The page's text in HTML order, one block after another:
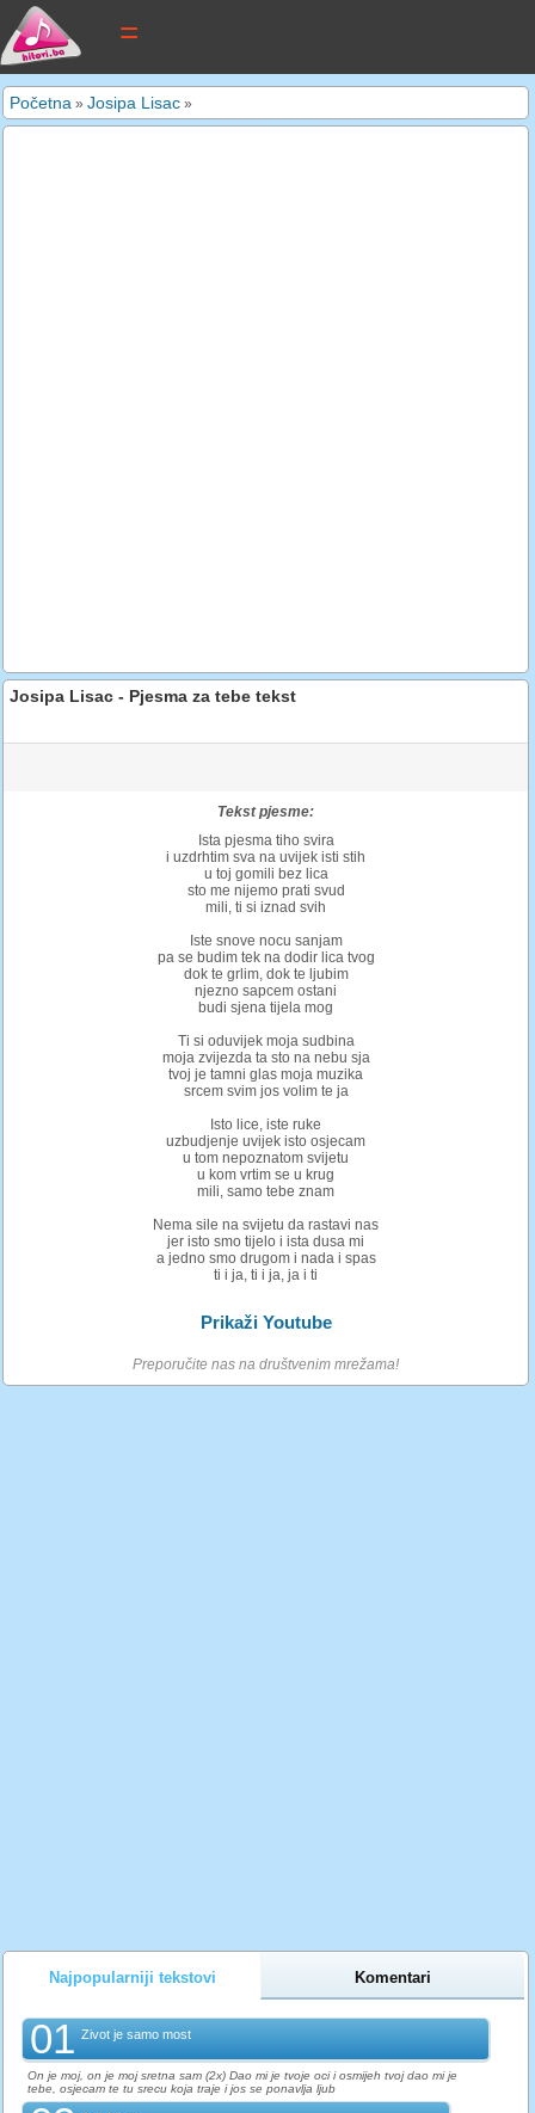
tekstovi pjesama
Početna » Josipa Lisac »
Josipa Lisac - Pjesma za tebe tekst
Tekst pjesme:
Ista pjesma tiho svira
i uzdrhtim sva na uvijek isti stih
u toj gomili bez lica
sto me nijemo prati svud
mili, ti si iznad svih
Iste snove nocu sanjam
pa se budim tek na dodir lica tvog
dok te grlim, dok te ljubim
njezno sapcem ostani
budi sjena tijela mog
Ti si oduvijek moja sudbina
moja zvijezda ta sto na nebu sja
tvoj je tamni glas moja muzika
srcem svim jos volim te ja
Isto lice, iste ruke
uzbudjenje uvijek isto osjecam
u tom nepoznatom svijetu
u kom vrtim se u krug
mili, samo tebe znam
Nema sile na svijetu da rastavi nas
jer isto smo tijelo i ista dusa mi
a jedno smo drugom i nada i spas
ti i ja, ti i ja, ja i ti
Prikaži Youtube
Preporučite nas na društvenim mrežama!
Najpopularniji tekstovi Komentari
01 Zivot je samo most
On je moj, on je moj sretna sam (2x) Dao mi je tvoje oci i osmijeh tvoj dao mi je
tebe, osjecam te tu srecu koja traje i jos se ponavlja ljub